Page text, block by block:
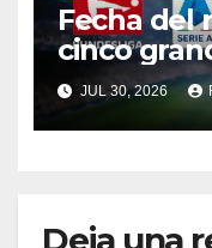
Fecha del
cinco
JUL 30, 2026